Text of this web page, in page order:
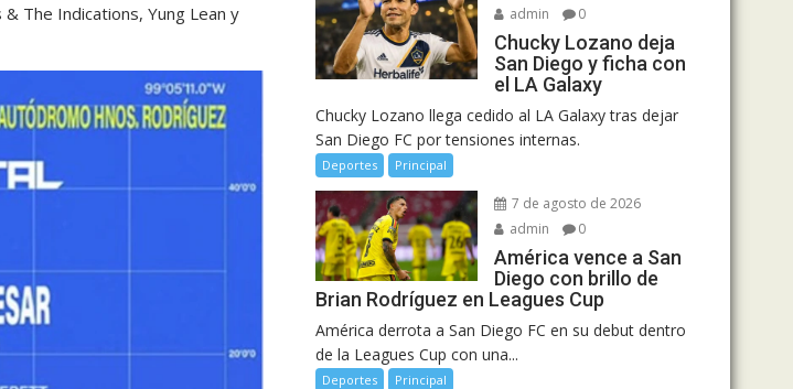
& The Indications, Yung Lean y
admin
0
Chucky Lozano deja
San Diego y ficha con
el LA Galaxy
Chucky Lozano llega cedido al LA Galaxy tras dejar
San Diego FC por tensiones internas.
Deportes Principal
7 de agosto de 2026
admin
0
América vence a San
Diego con brillo de
Brian Rodríguez en Leagues Cup
América derrota a San Diego FC en su debut dentro
de la Leagues Cup con una...
Deportes Principal